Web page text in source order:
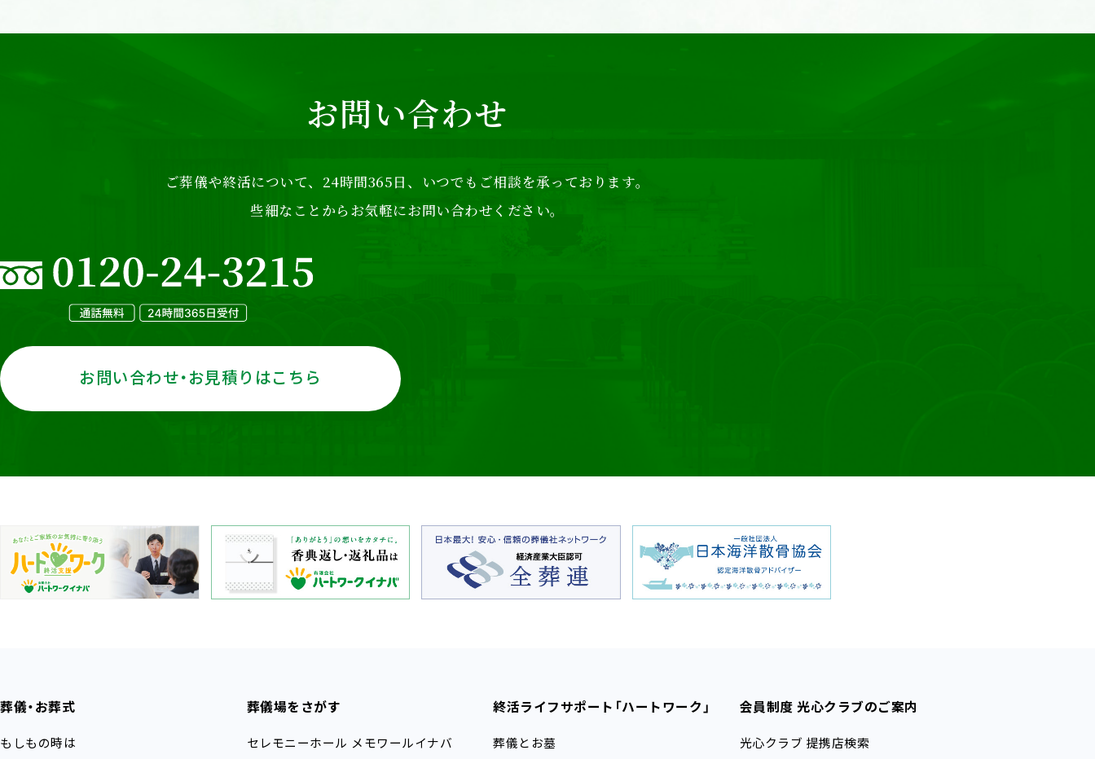
お問い合わせ
ご葬儀や終活について、24時間365日、
いつでもご相談を承っております。
些細なことからお気軽にお問い合わせください。
お問い合わせ・お見積りはこちら
葬儀・お葬式
もしもの時は
葬儀場をさがす
セレモニーホール メモワールイナバ
終活ライフサポート 「ハートワーク」
葬儀とお墓
会員制度 光心クラブのご案内
光心クラブ 提携店検索